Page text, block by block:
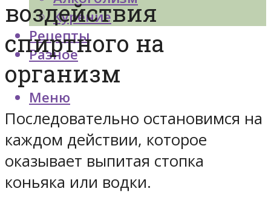
Курение
Рецепты
Разное
Меню
воздействия
спиртного на
организм
Последовательно остановимся на
каждом действии, которое
оказывает выпитая стопка
коньяка или водки.